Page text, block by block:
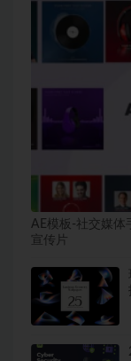
AE模板-社交媒体
宣传片